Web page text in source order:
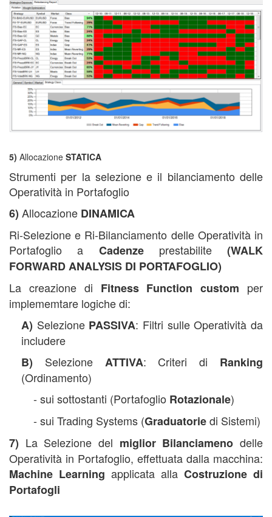
5) Allocazione STATICA
Strumenti per la selezione e il bilanciamento delle
Operatività in Portafoglio
6) Allocazione DINAMICA
Ri-Selezione e Ri-Bilanciamento delle Operatività in
Portafoglio a Cadenzeprestabilite (WALK
FORWARD ANALYSIS DI PORTAFOGLIO)
La creazione di Fitness Function custom per
implememtare logiche di:
A) Selezione PASSIVA: Filtri sulle Operatività da
includere
B) Selezione ATTIVA: Criteri di Ranking
(Ordinamento)
- sui sottostanti (Portafoglio Rotazionale)
- sui Trading Systems (Graduatoriedi Sistemi)
7) La Selezione del miglior Bilanciameno delle
Operatività in Portafoglio, effettuata dalla macchina:
Machine Learning applicata alla Costruzione di
Portafogli